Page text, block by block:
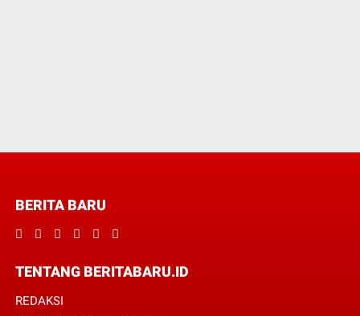
BERITA BARU
TENTANG BERITABARU.ID
REDAKSI